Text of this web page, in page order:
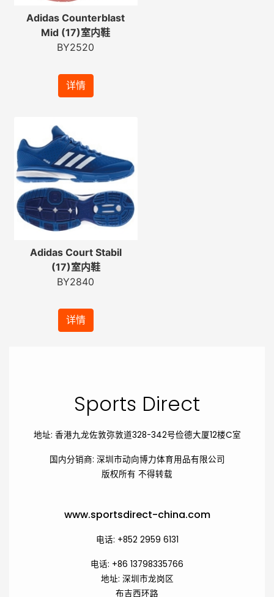
Adidas Counterblast
Mid (17)室内鞋
BY2520
详情
Adidas Court Stabil
(17)室内鞋
BY2840
详情
Sports Direct
地址: 香港九龙佐敦弥敦道328-342号俭德大厦12楼C室
国内分销商: 深圳市动向博力体育用品有限公司
版权所有 不得转载
www.sportsdirect-china.com
电话: +852 2959 6131
电话: +86 13798335766
地址: 深圳市龙岗区
布吉西环路